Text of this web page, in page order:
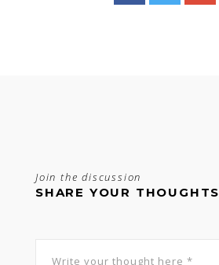
Join the discussion
SHARE YOUR THOUGHTS